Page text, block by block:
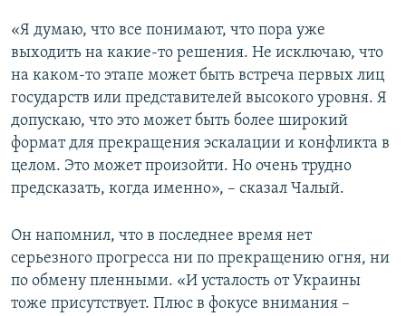
«Я думаю, что все понимают, что пора уже
выходить на какие-то решения. Не исключаю, что
на каком-то этапе может быть встреча первых лиц
государств или представителей высокого уровня. Я
допускаю, что это может быть более широкий
формат для прекращения эскалации и конфликта в
целом. Это может произойти. Но очень трудно
предсказать, когда именно», – сказал Чалый.
Он напомнил, что в последнее время нет
серьезного прогресса ни по прекращению огня, ни
по обмену пленными. «И усталость от Украины
тоже присутствует. Плюс в фокусе внимания –